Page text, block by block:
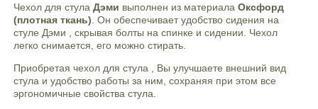
Чехол для стула Дэми выполнен из материала Оксфорд
(плотная ткань) . Он обеспечивает удобство сидения на
стуле Дэми , скрывая болты на спинке и сидении. Чехол
легко снимается, его можно стирать.
Приобретая чехол для стула , Вы улучшаете внешний вид
стула и удобство работы за ним, сохраняя при этом все
эргономичные свойства стула.